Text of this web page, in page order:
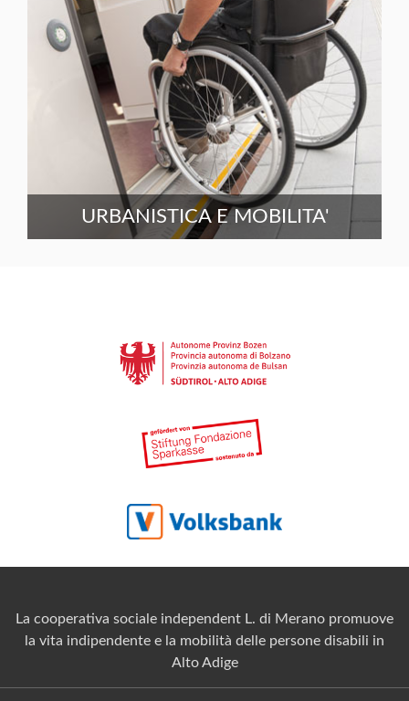
URBANISTICA E MOBILITA'
La cooperativa sociale independent L. di Merano promuove
la vita indipendente e la mobilità delle persone disabili in
Alto Adige